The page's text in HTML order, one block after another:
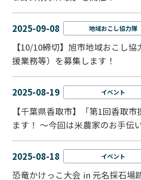
2025-09-08 地域おこし協力隊
【10/10締切】旭市地域おこし
援業務等）を募集します！
2025-08-19 イベント
【千葉県香取市】「第1回香取
ます！ ～今回は米農家のお手伝
2025-08-18 イベント
恐竜かけっこ大会 in 元名採石場